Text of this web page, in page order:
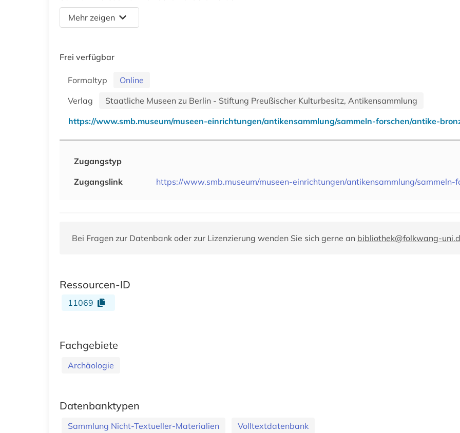
Mehr zeigen
Frei verfügbar
Formaltyp
Online
Verlag
Staatliche Museen zu Berlin - Stiftung Preußischer Kulturbesitz, Antikensammlung
https://www.smb.museum/museen-einrichtungen/antikensammlung/sammeln-forschen/antike-
Zugangstyp
Zugangslink
https://www.smb.museum/museen-einrichtungen/antikensammlung/
Bei Fragen zur Datenbank oder zur Lizenzierung wenden Sie sich gerne an bibliothek@folkwang-
Ressourcen-ID
11069
Fachgebiete
Archäologie
Datenbanktypen
Sammlung Nicht-Textueller-Materialien Volltextdatenbank